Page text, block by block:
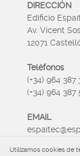
DIRECCIÓN
Edificio
Av. Vicent
12071
Teléfonos
(+34) 964 387
(+34) 964 387
EMAIL
Utilizamos cookies de